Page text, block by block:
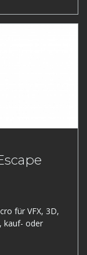
für VFX, 3D,
kauf- oder